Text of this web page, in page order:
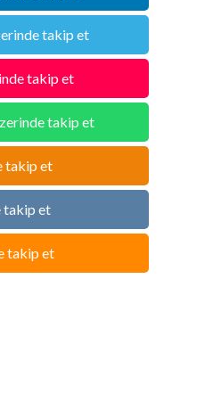
takip et
takip et
takip et
takip et
takip et
takip et